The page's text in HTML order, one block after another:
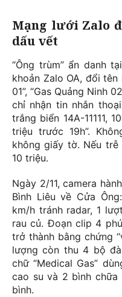
Mạng lưới Zalo
dấu vết
“Ông trùm” ẩn danh
khoản Zalo OA, đổi tên
01”, “Gas Quảng Ninh
chỉ nhận tin nhắn
trắng biển 14A-11111,
triệu trước 19h”.
không giấy tờ. Nếu trễ
10 triệu.
Ngày 2/11, camera
Bình Liêu về Cửa
km/h tránh radar, 1
rau củ. Đoạn clip 4
trở thành bằng chứng
lượng còn thu 4 bộ
chữ “Medical Gas”
cao su và 2 bình
bình.